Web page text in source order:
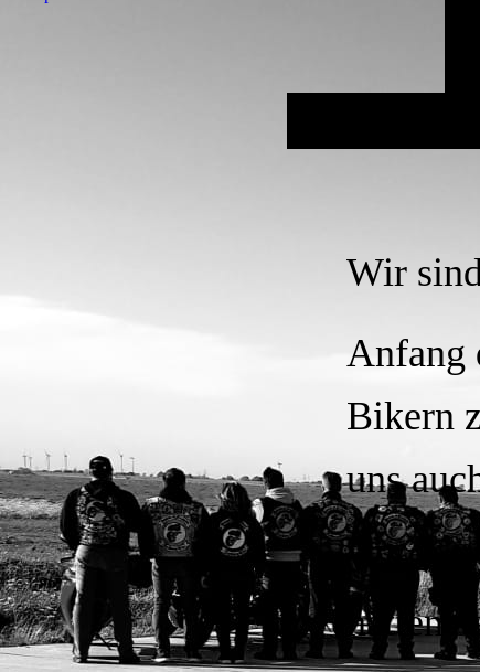
Wir
Anfang
Bikern
uns
Wir
hätten